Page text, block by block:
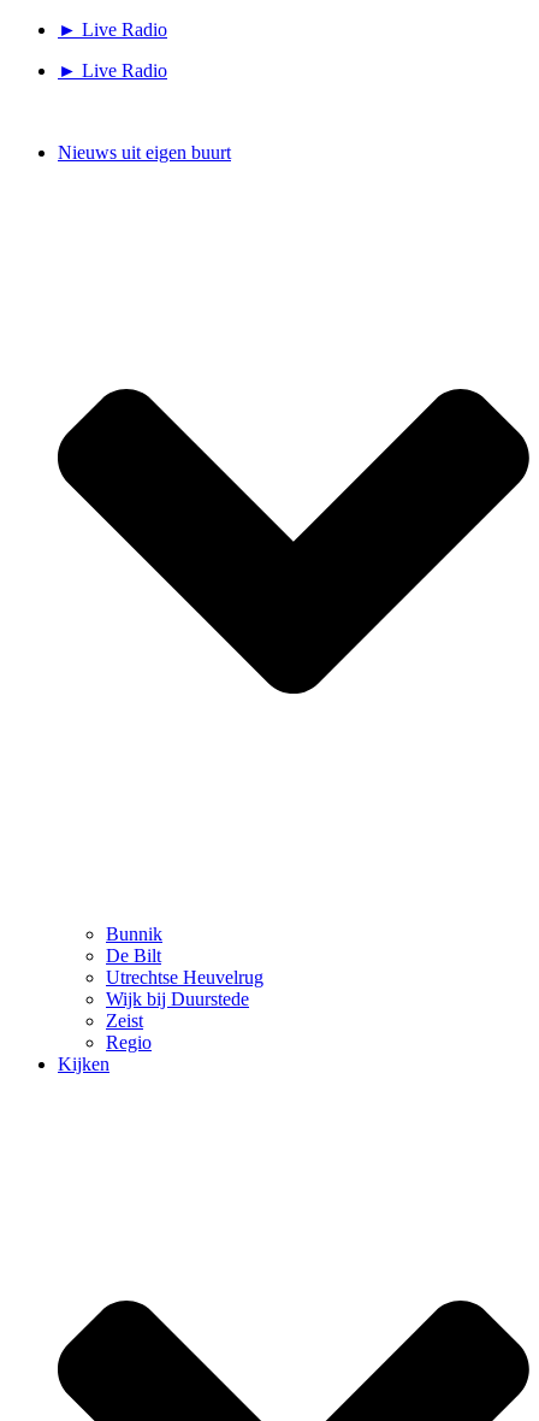
► Live Radio
► Live Radio
Nieuws uit eigen buurt
Bunnik
De Bilt
Utrechtse Heuvelrug
Wijk bij Duurstede
Zeist
Regio
Kijken